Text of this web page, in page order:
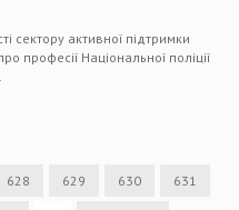
сектору активної підтримки
професії Національної поліції
628 629 630 631